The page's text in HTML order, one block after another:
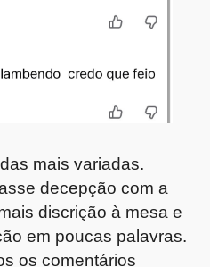
mais variadas.
decepção com a
discrição à mesa e
em poucas palavras.
os comentários